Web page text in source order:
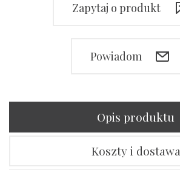
Zapytaj o produkt
Powiadom
Opis produktu
Koszty i dostawa